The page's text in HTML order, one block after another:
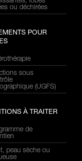
ou déchirées
POUR
sous
(UGFS)
À TRAITER
de
peau sèche ou